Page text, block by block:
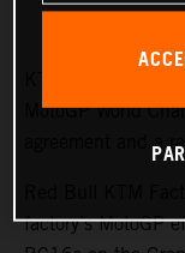
MotoGP World
agreement and a
factory’s MotoGP